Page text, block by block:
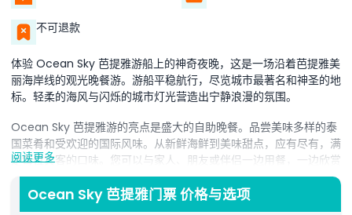
不可退款
体验 Ocean Sky 芭提雅游船上的神奇夜晚，这是一场沿着芭提雅美
丽海岸线的观光晚餐游。游船平稳航行，尽览城市最著名和神圣的地
标。轻柔的海风与闪烁的城市灯光营造出宁静浪漫的氛围。
Ocean Sky 芭提雅游的亮点是盛大的自助晚餐。品尝美味多样的泰
国菜肴和受欢迎的国际风味。从新鲜海鲜到美味甜点，应有尽有，满
足每位宾客的口味。您可以与家人、朋友或伴侣一边用餐，一边欣赏
令人赞叹的海洋和城市天际线景观。
在享用美食的同时，现场娱乐节目为您的夜晚增添乐趣。观看技艺精
阅读更多
Ocean Sky 芭提雅门票 价格与选项